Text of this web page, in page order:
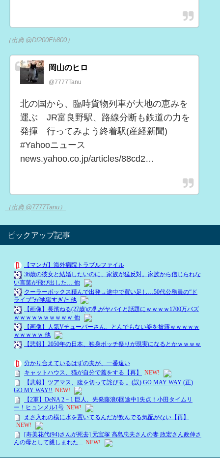
（出典 @Df200Eh800）
岡山のヒロ
@7777Tanu
北の国から、臨時貨物列車が大地の恵みを
運ぶ JR富良野駅、路線分断も鉄道の力を
発揮 行ってみよう終着駅(産経新聞)
#Yahooニュース
news.yahoo.co.jp/articles/88cd2…
（出典 @7777Tanu）
ピックアップ記事